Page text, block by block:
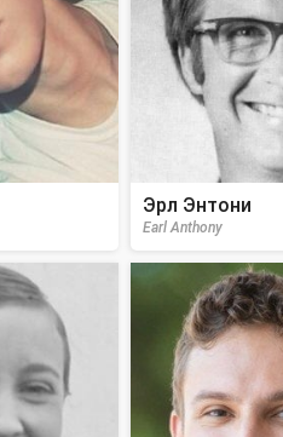
Эрл Энтони
Earl Anthony